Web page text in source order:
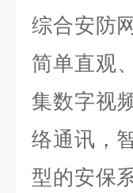
综合安防
简单直观
集数字视
络通讯，
型的安保